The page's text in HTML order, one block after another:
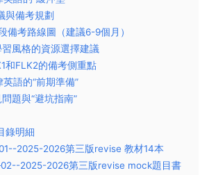
與備考規劃
備考路線圖（建議6-9個月）
風格的資源選擇建議
和FLK2的備考側重點
語的“前期準備”
題與“避坑指南”
錄明細
2025-2026第三版revise 教材14本
2025-2026第三版revise mock題目書